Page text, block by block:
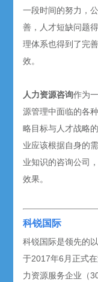
一段时间的努力，
善，人才短缺问题
理体系也得到了完
效。
人力资源咨询作为
源管理中面临的各
略目标与人才战略
业应该根据自身的
业知识的咨询公司
效果。
科锐国际
科锐国际是领先的
于2017年6月正式
力资源服务企业（